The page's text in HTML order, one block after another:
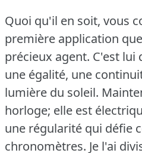
Quoi qu'il en soit, vous
première application
précieux agent. C'est lui
une égalité, une
lumière du soleil.
horloge; elle est
une régularité qui défie
chronomètres. Je l'ai